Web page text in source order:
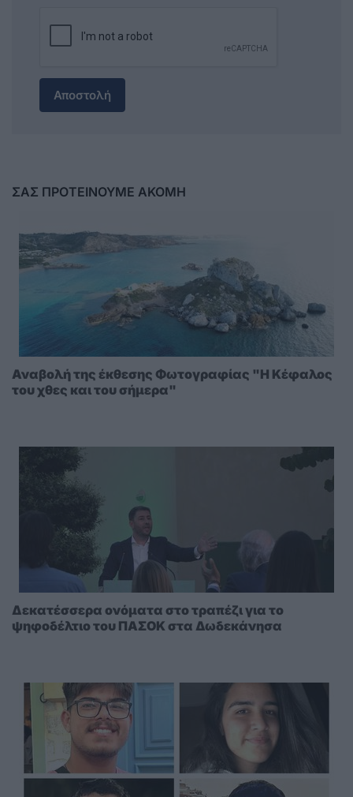
Αποστολή
ΣΑΣ ΠΡΟΤΕΙΝΟΥΜΕ ΑΚΟΜΗ
Αναβολή της έκθεσης Φωτογραφίας "Η Κέφαλος
του χθες και του σήμερα"
Δεκατέσσερα ονόματα στο τραπέζι για το
ψηφοδέλτιο του ΠΑΣΟΚ στα Δωδεκάνησα